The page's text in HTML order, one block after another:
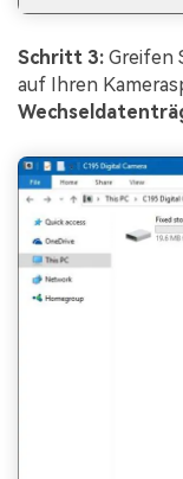
Schritt 3: Greifen
auf Ihren